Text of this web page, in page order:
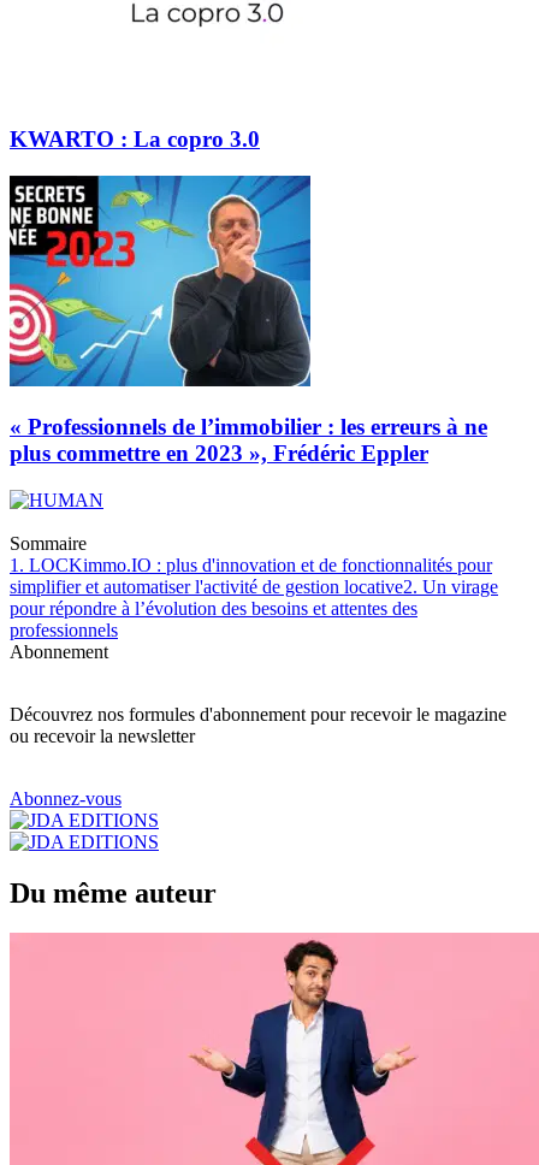
KWARTO : La copro 3.0
« Professionnels de l’immobilier : les erreurs à ne
plus commettre en 2023 », Frédéric Eppler
Sommaire
1. LOCKimmo.IO : plus d'innovation et de fonctionnalités pour
simplifier et automatiser l'activité de gestion locative2. Un virage
pour répondre à l’évolution des besoins et attentes des
professionnels
Abonnement
Découvrez nos formules d'abonnement pour recevoir le magazine
ou recevoir la newsletter
Abonnez-vous
Du même auteur